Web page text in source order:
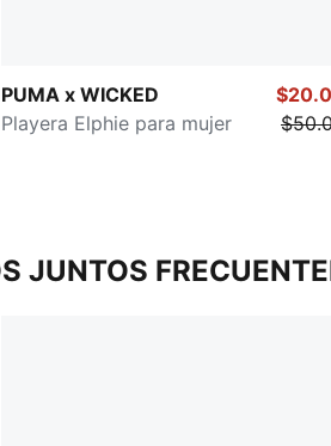
PUMA x WICKED
Playera Elphie para mujer
JUNTOS